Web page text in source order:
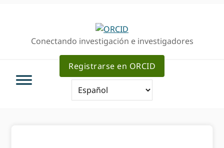
navegación
principalConectando investigación e investigadores
Registrarse en ORCID